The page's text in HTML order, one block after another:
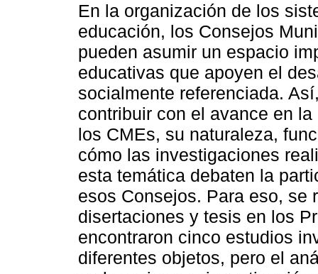
En la organización de los
educación, los Consejos
pueden asumir un espacio
educativas que apoyen el
socialmente referenciada.
contribuir con el avance en
los CMEs, su naturaleza,
cómo las investigaciones
esta temática debaten la
esos Consejos. Para eso, se
disertaciones y tesis en los
encontraron cinco estudios
diferentes objetos, pero el